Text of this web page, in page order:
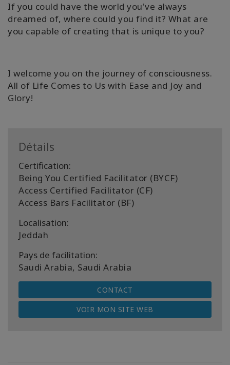
If you could have the world you've always
dreamed of, where could you find it? What are
you capable of creating that is unique to you?
I welcome you on the journey of consciousness.
All of Life Comes to Us with Ease and Joy and
Glory!
Détails
Certification:
Being You Certified Facilitator (BYCF)
Access Certified Facilitator (CF)
Access Bars Facilitator (BF)
Localisation:
Jeddah
Pays de facilitation:
Saudi Arabia, Saudi Arabia
CONTACT
VOIR MON SITE WEB